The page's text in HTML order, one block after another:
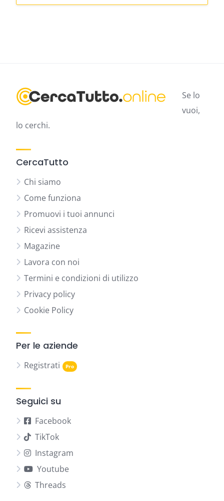
Se lo
vuoi,
lo cerchi.
CercaTutto
Chi siamo
Come funziona
Promuovi i tuoi annunci
Ricevi assistenza
Magazine
Lavora con noi
Termini e condizioni di utilizzo
Privacy policy
Cookie Policy
Per le aziende
Registrati
Seguici su
Facebook
TikTok
Instagram
Youtube
Threads